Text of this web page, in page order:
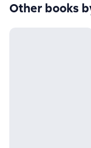
Other books